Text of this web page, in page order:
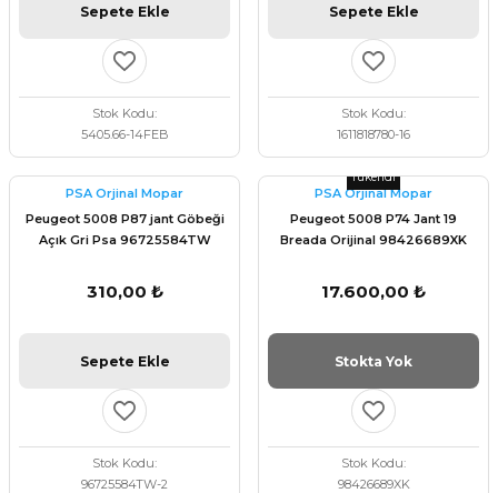
Sepete Ekle
Stok Kodu
5405.66-14FEB
Sepete Ekle
Stok Kodu
1611818780-16
PSA Orjinal Mopar
Peugeot 5008 P87 jant Göbeği
Açık Gri Psa 96725584TW
310,00 ₺
Sepete Ekle
Stok Kodu
96725584TW-2
Tükendi
PSA Orjinal Mopar
Peugeot 5008 P74 Jant 19
Breada Orijinal 98426689XK
17.600,00 ₺
Stokta Yok
Stok Kodu
98426689XK